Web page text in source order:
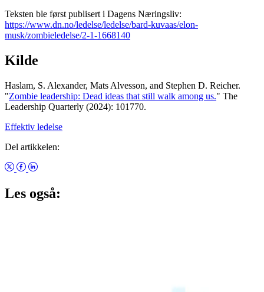
Teksten ble først publisert i Dagens Næringsliv:
https://www.dn.no/ledelse/ledelse/bard-kuvaas/elon-
musk/zombieledelse/2-1-1668140
Kilde
Haslam, S. Alexander, Mats Alvesson, and Stephen D. Reicher.
"Zombie leadership: Dead ideas that still walk among us." The
Leadership Quarterly (2024): 101770.
Effektiv ledelse
Del artikkelen:
Les også: